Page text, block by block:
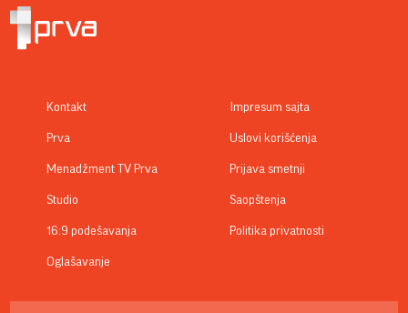
Kontakt
Prva
Menadžment TV Prva
Studio
16:9 podešavanja
Oglašavanje
Impresum sajta
Uslovi korišćenja
Prijava smetnji
Saopštenja
Politika privatnosti